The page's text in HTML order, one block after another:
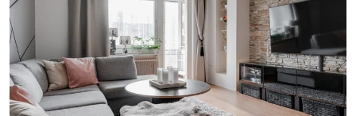
Energideklaration Svedjegatan 22-26
3021 Årsredovisning 2024